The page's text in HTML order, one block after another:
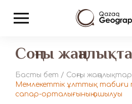
Соңғы
Басты бет / Соңғы жаңалықтар
Мемлекеттік ұлттық табиғи
сапар-орталығының ашылуы